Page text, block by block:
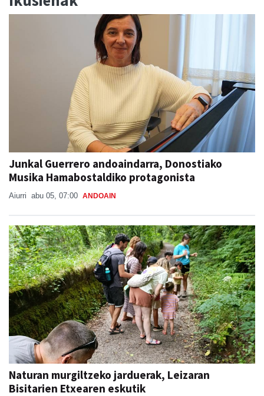
Junkal Guerrero andoaindarra, Donostiako
Musika Hamabostaldiko protagonista
Aiurri abu 05, 07:00 ANDOAIN
Naturan murgiltzeko jarduerak, Leizaran
Bisitarien Etxearen eskutik